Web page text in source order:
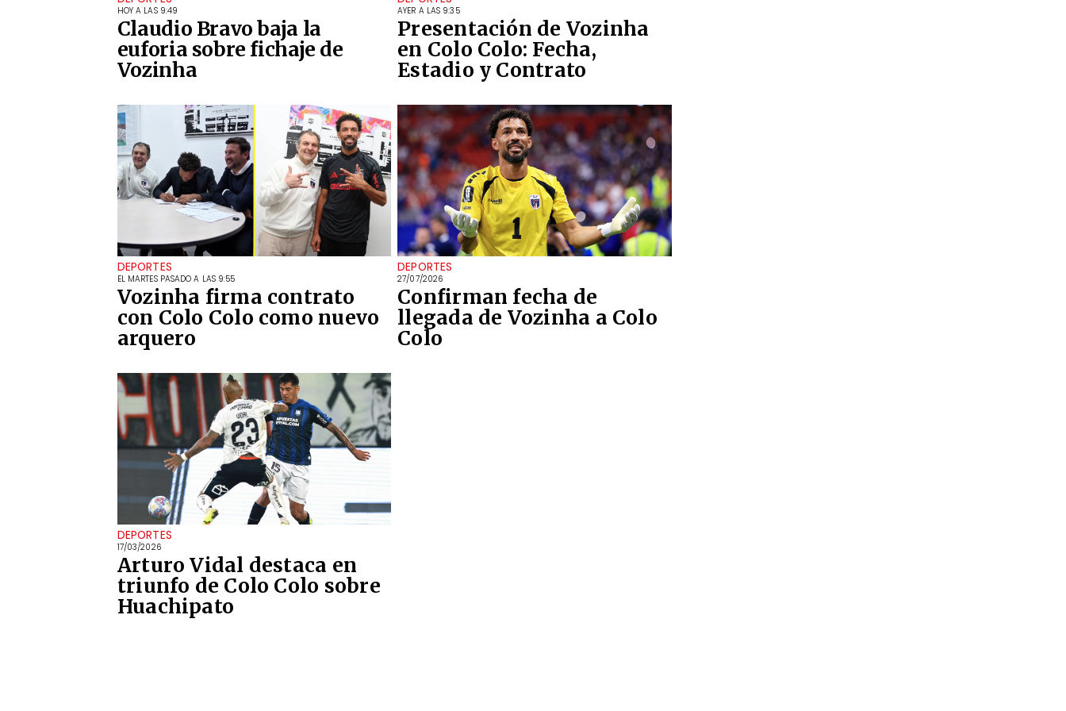
HOY A LAS 9:49
Claudio Bravo baja la
euforia sobre fichaje de
Vozinha
AYER A LAS 9:35
Presentación de Vozinha
en Colo Colo: Fecha,
Estadio y Contrato
DEPORTES
EL MARTES PASADO A LAS 9:55
Vozinha firma contrato
con Colo Colo como nuevo
arquero
DEPORTES
27/07/2026
Confirman fecha de
llegada de Vozinha a Colo
Colo
DEPORTES
17/03/2026
Arturo Vidal destaca en
triunfo de Colo Colo sobre
Huachipato